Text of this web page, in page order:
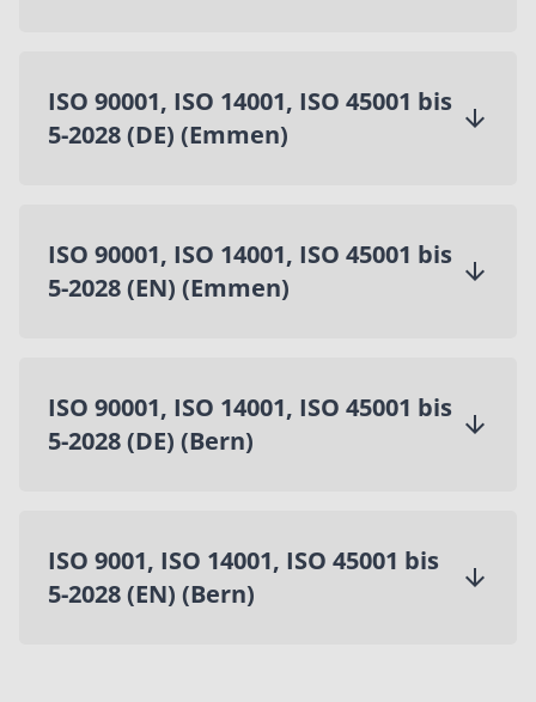
ISO 90001, ISO 14001, ISO 45001 bis
5-2028 (DE) (Emmen)
ISO 90001, ISO 14001, ISO 45001 bis
5-2028 (EN) (Emmen)
ISO 90001, ISO 14001, ISO 45001 bis
5-2028 (DE) (Bern)
ISO 9001, ISO 14001, ISO 45001 bis
5-2028 (EN) (Bern)